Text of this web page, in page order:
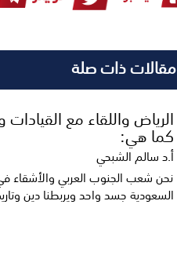
مقالات ذات صلة
الرياض واللقاء مع القيادات
كما هي:
أ.د سالم الشبحي
نحن شعب الجنوب العربي والأشقاء
السعودية جسد واحد ويربطنا دين